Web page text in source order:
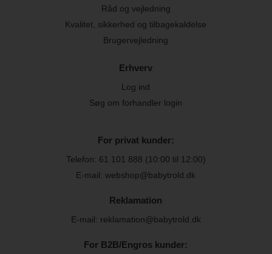
Råd og vejledning
Kvalitet, sikkerhed og tilbagekaldelse
Brugervejledning
Erhverv
Log ind
Søg om forhandler login
For privat kunder:
Telefon: 61 101 888 (10:00 til 12:00)
E-mail: webshop@babytrold.dk
Reklamation
E-mail: reklamation@babytrold.dk
For B2B/Engros kunder: